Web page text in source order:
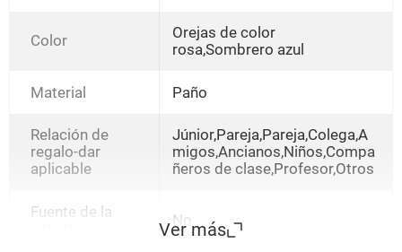
Color
Orejas de color
rosa,Sombrero azul
Material Paño
Relación de
regalo-dar
aplicable
Júnior,Pareja,Pareja,Colega,A
migos,Ancianos,Niños,Compa
ñeros de clase,Profesor,Otros
Fuente de la
No
Ver más